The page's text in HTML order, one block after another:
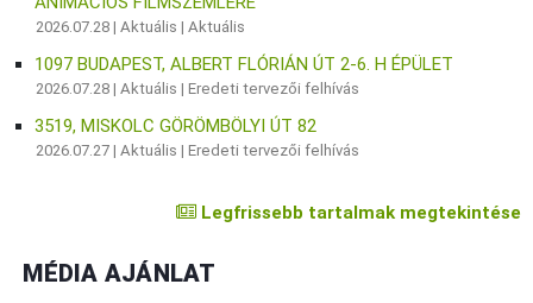
2026.07.28 |Aktuális |Aktuális
1097 BUDAPEST, ALBERT FLÓRIÁN ÚT 2-6. H ÉPÜLET
2026.07.28 |Aktuális |Eredeti tervezői felhívás
3519, MISKOLC GÖRÖMBÖLYI ÚT 82
2026.07.27 |Aktuális |Eredeti tervezői felhívás
Legfrissebb tartalmak megtekintése
MÉDIA AJÁNLAT